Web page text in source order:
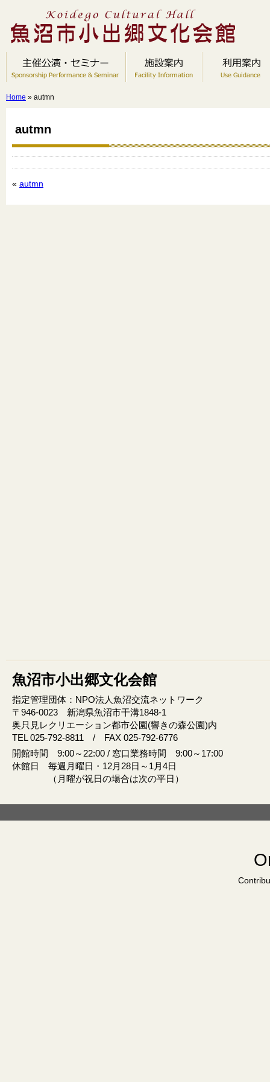
Home » autmn
autmn
« autmn
魚沼市小出郷文化会館
指定管理団体：NPO法人魚沼交流ネットワーク
〒946‐0023 新潟県魚沼市干溝1848‐1
奥只見レクリエーション都市公園(響きの森公園)内
TEL 025-792-8811 / FAX 025-792-6776
開館時間 9:00～22:00 / 窓口業務時間 9:00～17:00
休館日 毎週月曜日・12月28日～1月4日
（月曜が祝日の場合は次の平日）